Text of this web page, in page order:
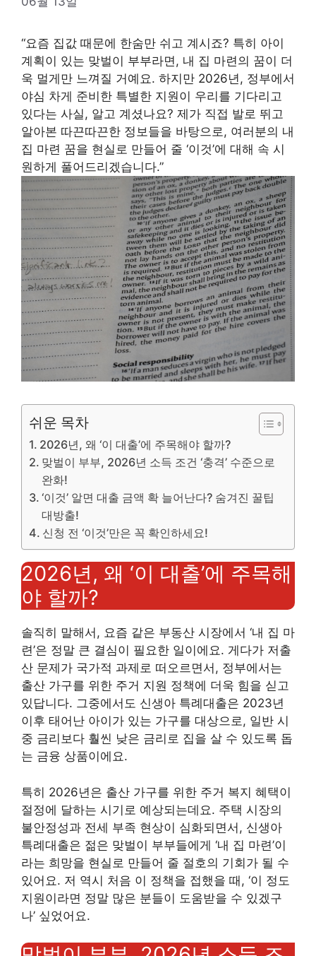
“요즘 집값 때문에 한숨만 쉬고 계시죠? 특히 아이
계획이 있는 맞벌이 부부라면, 내 집 마련의 꿈이 더
욱 멀게만 느껴질 거예요. 하지만 2026년, 정부에서
야심 차게 준비한 특별한 지원이 우리를 기다리고
있다는 사실, 알고 계셨나요? 제가 직접 발로 뛰고
알아본 따끈따끈한 정보들을 바탕으로, 여러분의 내
집 마련 꿈을 현실로 만들어 줄 ‘이것’에 대해 속 시
원하게 풀어드리겠습니다.”
쉬운 목차
2026년, 왜 ‘이 대출’에 주목해야 할까?
맞벌이 부부, 2026년 소득 조건 ‘충격’ 수준으로
완화!
‘이것’ 알면 대출 금액 확 늘어난다? 숨겨진 꿀팁
대방출!
신청 전 ‘이것’만은 꼭 확인하세요!
2026년, 왜 ‘이 대출’에 주목해
야 할까?
솔직히 말해서, 요즘 같은 부동산 시장에서 ‘내 집 마
련’은 정말 큰 결심이 필요한 일이에요. 게다가 저출
산 문제가 국가적 과제로 떠오르면서, 정부에서는
출산 가구를 위한 주거 지원 정책에 더욱 힘을 싣고
있답니다. 그중에서도 신생아 특례대출은 2023년
이후 태어난 아이가 있는 가구를 대상으로, 일반 시
중 금리보다 훨씬 낮은 금리로 집을 살 수 있도록 돕
는 금융 상품이에요.
특히 2026년은 출산 가구를 위한 주거 복지 혜택이
절정에 달하는 시기로 예상되는데요. 주택 시장의
불안정성과 전세 부족 현상이 심화되면서, 신생아
특례대출은 젊은 맞벌이 부부들에게 ‘내 집 마련’이
라는 희망을 현실로 만들어 줄 절호의 기회가 될 수
있어요. 저 역시 처음 이 정책을 접했을 때, ‘이 정도
지원이라면 정말 많은 분들이 도움받을 수 있겠구
나’ 싶었어요.